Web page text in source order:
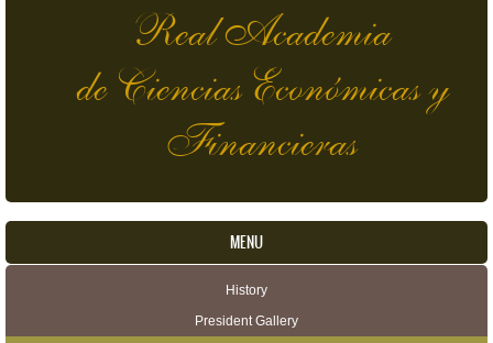
Real Academia
de Ciencias Económicas y
Financieras
MENU
History
President Gallery